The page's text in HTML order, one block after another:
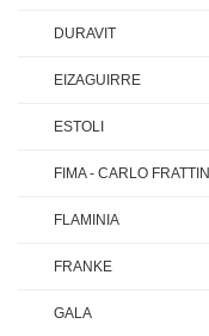
DURAVIT
EIZAGUIRRE
ESTOLI
FIMA - CARLO FRATTINI
FLAMINIA
FRANKE
GALA